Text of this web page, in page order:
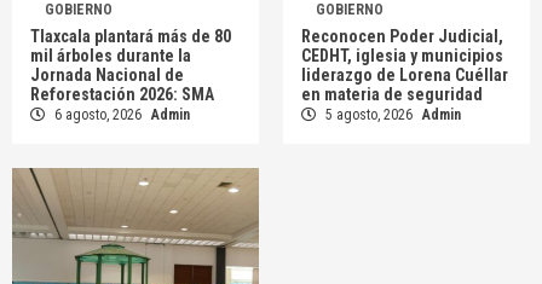
GOBIERNO
Tlaxcala plantará más de 80
mil árboles durante la
Jornada Nacional de
Reforestación 2026: SMA
6 agosto, 2026 Admin
GOBIERNO
Reconocen Poder Judicial,
CEDHT, iglesia y municipios
liderazgo de Lorena Cuéllar
en materia de seguridad
5 agosto, 2026 Admin